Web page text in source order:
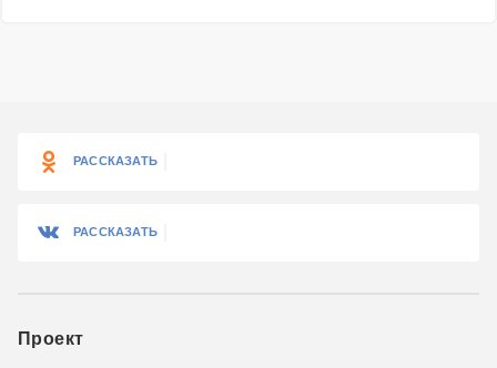
РАССКАЗАТЬ
РАССКАЗАТЬ
Проект